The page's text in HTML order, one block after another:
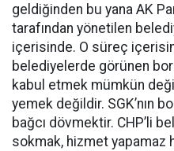
geldiğinden bu yana AK
tarafından yönetilen
içerisinde. O süreç
belediyelerde görünen
kabul etmek mümkün
yemek değildir. SGK’nın
bağcı dövmektir. CHP’li
sokmak, hizmet yapamaz